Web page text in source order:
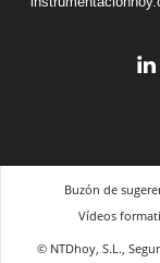
Buzón de
Vídeos
© NTDhoy, S.L.,